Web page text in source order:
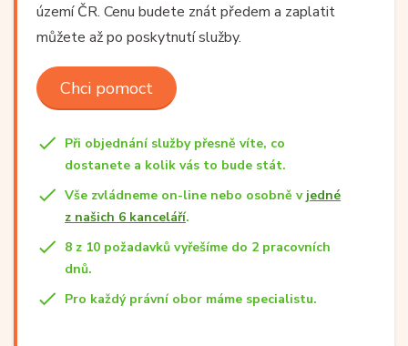
území ČR. Cenu budete znát předem a zaplatit
můžete až po poskytnutí služby.
Chci pomoct
Při objednání služby přesně víte, co
dostanete a kolik vás to bude stát.
Vše zvládneme on-line nebo osobně v jedné
z našich 6 kanceláří.
8 z 10 požadavků vyřešíme do 2 pracovních
dnů.
Pro každý právní obor máme specialistu.